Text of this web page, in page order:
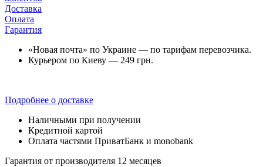
Доставка
Оплата
Гарантия
«Новая почта» по Украине — по тарифам перевозчика.
Курьером по Киеву — 249 грн.
Подробнее о доставке
Наличными при получении
Кредитной картой
Оплата частями ПриватБанк и monobank
Гарантия от производителя 12 месяцев